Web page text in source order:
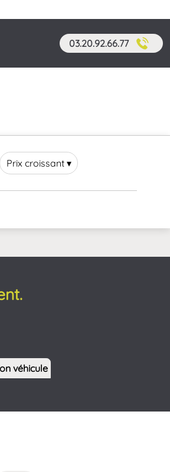
03.20.92.66.77
Prix croissant ▾
véhicule